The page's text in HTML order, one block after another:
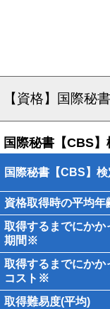
【資格】国際秘
国際秘書【CBS
国際秘書【CBS】
資格取得時の平均
取得するまでにかか
期間※
取得するまでにかか
コスト※
取得難易度(平均)